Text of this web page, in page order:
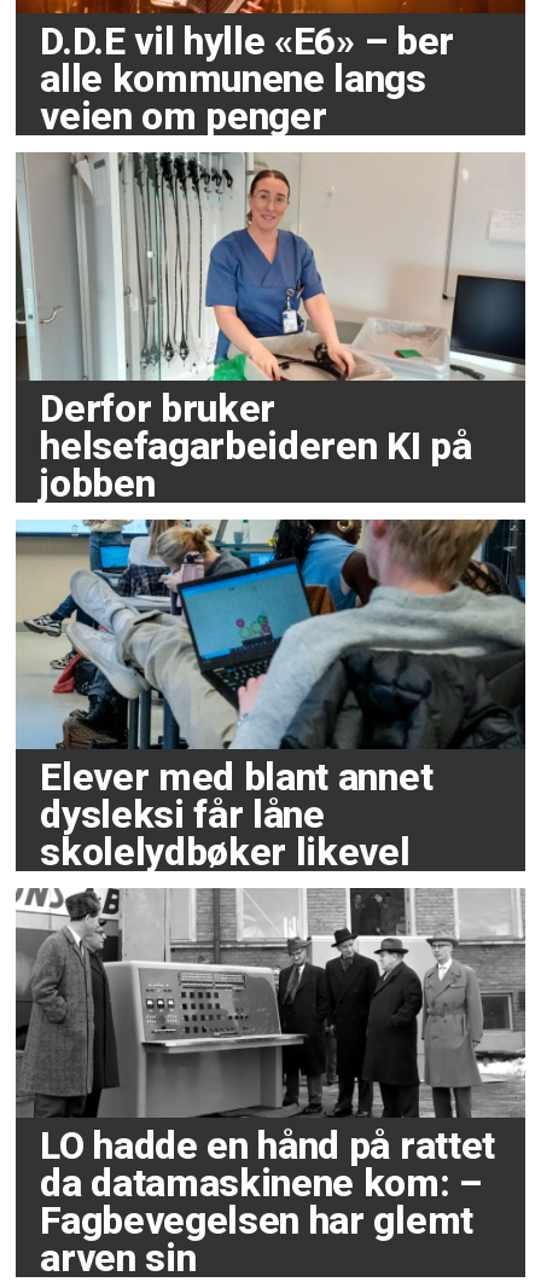
D.D.E vil hylle «E6» – ber
alle kommunene langs
veien om penger
Derfor bruker
helsefagarbeideren KI på
jobben
Elever med blant annet
dysleksi får låne
skolelydbøker likevel
LO hadde en hånd på rattet
da datamaskinene kom: –
Fagbevegelsen har glemt
arven sin